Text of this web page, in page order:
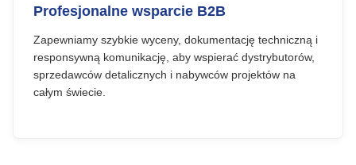
Profesjonalne wsparcie B2B
Zapewniamy szybkie wyceny, dokumentację techniczną i
responsywną komunikację, aby wspierać dystrybutorów,
sprzedawców detalicznych i nabywców projektów na
całym świecie.